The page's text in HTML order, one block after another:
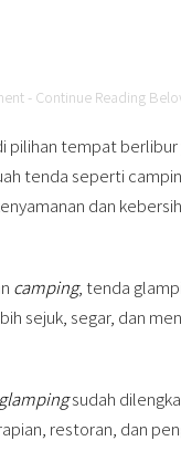
- Continue Reading
pilihan tempat berlibur
tenda seperti
dan
camping, tenda
sejuk, segar, dan
glampingsudah
restoran, dan